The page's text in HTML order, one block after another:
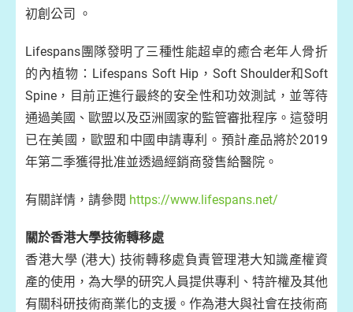
初創公司 。
Lifespans團隊發明了三種性能超卓的癒合老年人骨折
的內植物：Lifespans Soft Hip，Soft Shoulder和Soft
Spine，目前正進行最終的安全性和功效測試，並等待
通過美國、歐盟以及亞洲國家的監管審批程序。這發明
已在美國，歐盟和中國申請專利。預計產品將於2019
年第二季獲得批准並透過經銷商發售給醫院。
有關詳情，請參閱 https://www.lifespans.net/
關於香港大學技術轉移處
香港大學 (港大) 技術轉移處負責管理港大知識產權資
產的使用，為大學的研究人員提供專利、特許權及其他
有關科研技術商業化的支援。作為港大與社會在技術商